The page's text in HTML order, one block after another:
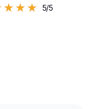
5/5